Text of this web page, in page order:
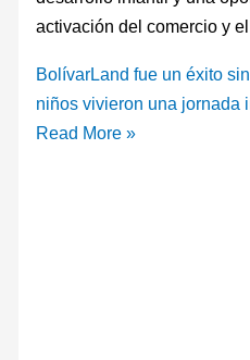
activación del comercio y
BolívarLand fue un éxito
niños vivieron una jornada
Read More »